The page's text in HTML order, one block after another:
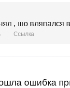
, шо вляпался
Ссылка
ошибка